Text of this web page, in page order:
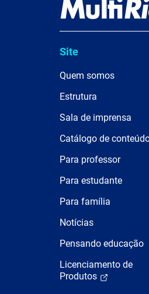
Site
Quem somos
Estrutura
Sala de imprensa
Catálogo de
Para professor
Para estudante
Para família
Notícias
Pensando educação
Licenciamento de
Produtos